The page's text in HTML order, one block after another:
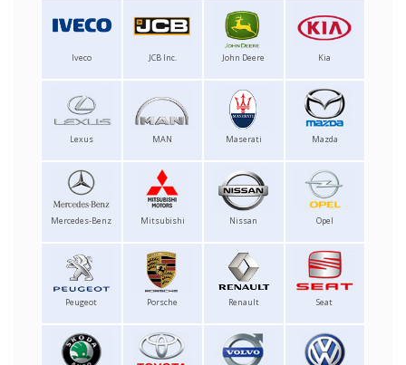
Iveco JCB Inc. John Deere Kia
Lexus MAN Maserati Mazda
Mercedes-Benz Mitsubishi Nissan Opel
Peugeot Porsche Renault Seat